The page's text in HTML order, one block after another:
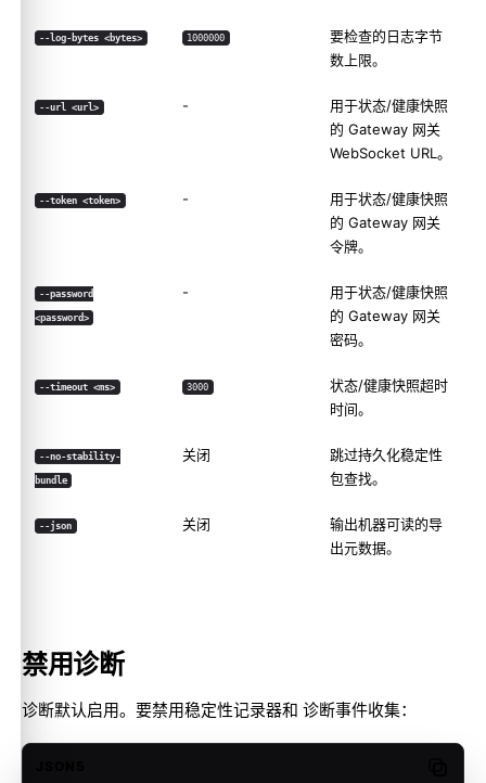
--log-bytes <bytes> 1000000
要检查的日志字节
数上限。
--url <url> -
用于状态/健康快照
的 Gateway 网关
WebSocket URL。
--token <token> -
用于状态/健康快照
的 Gateway 网关
令牌。
--password
<password>
-
用于状态/健康快照
的 Gateway 网关
密码。
--timeout <ms> 3000
状态/健康快照超时
时间。
--no-stability-
bundle
关闭
跳过持久化稳定性
包查找。
--json 关闭
输出机器可读的导
出元数据。
禁用诊断
诊断默认启用。要禁用稳定性记录器和 诊断事件收集：